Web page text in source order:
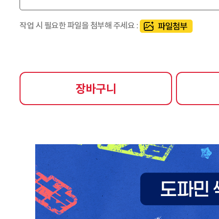
작업 시 필요한 파일을 첨부해 주세요 :
장바구니